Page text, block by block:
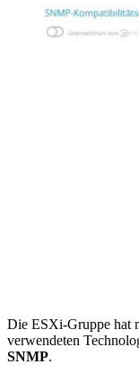
Die ESXi-Gruppe hat
verwendeten
SNMP.